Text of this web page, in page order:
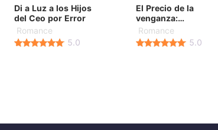
Di a Luz a los Hijos
del Ceo por Error
Romance
5.0
El Precio de la
venganza:
Embarazada del CEO
Romance
5.0